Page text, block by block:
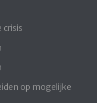
crisis
op mogelijke